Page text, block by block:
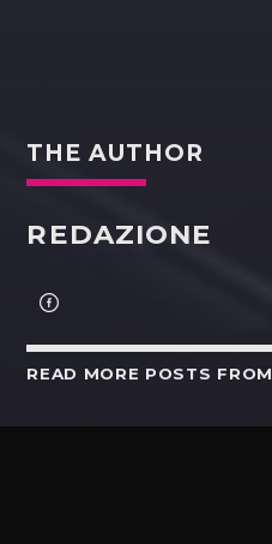
THE AUTHOR
REDAZIONE
READ MORE POSTS FROM